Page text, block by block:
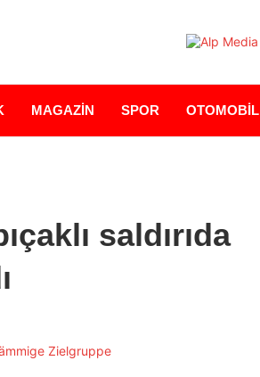
MAGAZİN SPOR OTOMOBİL
saldırıda